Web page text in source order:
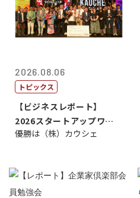
2026.08.06
トピックス
【ビジネスレポート】
2026スタートアップワー
ルドカップ東京
優勝は（株）カウシェ